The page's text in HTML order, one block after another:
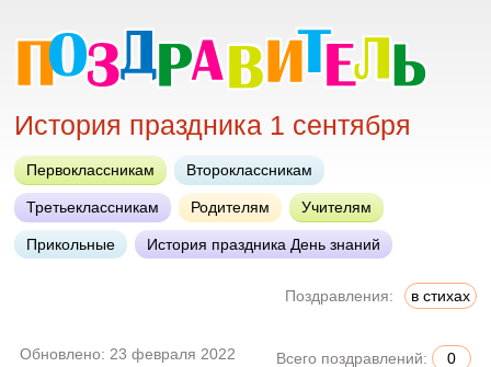
История праздника 1 сентября
Первоклассникам Второклассникам
Третьеклассникам Родителям Учителям
Прикольные История праздника День знаний
Поздравления: в стихах
Обновлено: 23 февраля 2022 Всего поздравлений: 0